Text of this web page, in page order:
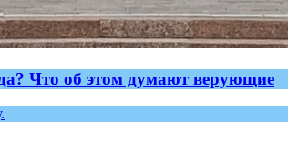
Что об этом думают верующие